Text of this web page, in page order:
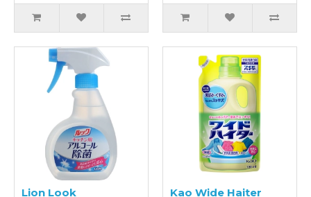
Lion Look Kao Wide Haiter